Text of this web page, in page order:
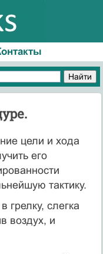
цели и хода
его
тактику.
грелку, слегка
воздух, и